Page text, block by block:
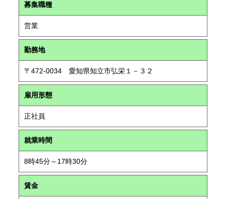
募集職種
営業
勤務地
〒472-0034 愛知県知立市弘栄１－３２
雇用形態
正社員
就業時間
8時45分～17時30分
賃金